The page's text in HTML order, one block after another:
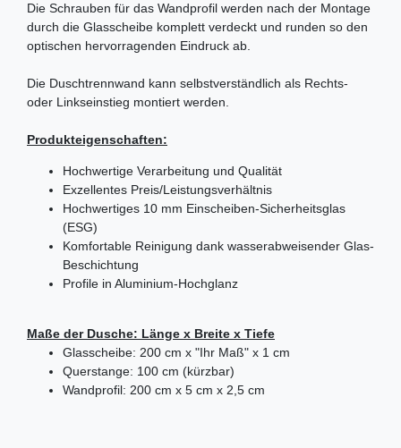
Die Schrauben für das Wandprofil werden nach der Montage
durch die Glasscheibe komplett verdeckt und runden so den
optischen hervorragenden Eindruck ab.
Die Duschtrennwand kann selbstverständlich als Rechts-
oder Linkseinstieg montiert werden.
Produkteigenschaften:
Hochwertige Verarbeitung und Qualität
Exzellentes Preis/Leistungsverhältnis
Hochwertiges 10 mm Einscheiben-Sicherheitsglas
(ESG)
Komfortable Reinigung dank wasserabweisender Glas-
Beschichtung
Profile in Aluminium-Hochglanz
Maße der Dusche: Länge x Breite x Tiefe
Glasscheibe: 200 cm x "Ihr Maß" x 1 cm
Querstange: 100 cm (kürzbar)
Wandprofil: 200 cm x 5 cm x 2,5 cm